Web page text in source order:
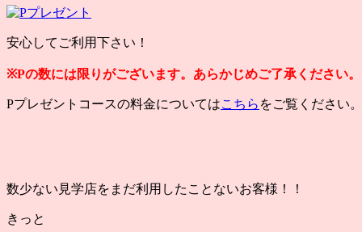
安心してご利用下さい！
※Pの数には限りがございます。あらかじめご了承ください。
Pプレゼントコースの料金についてはこちら をご覧ください。
数少ない見学店をまだ利用したことないお客様！！
きっと